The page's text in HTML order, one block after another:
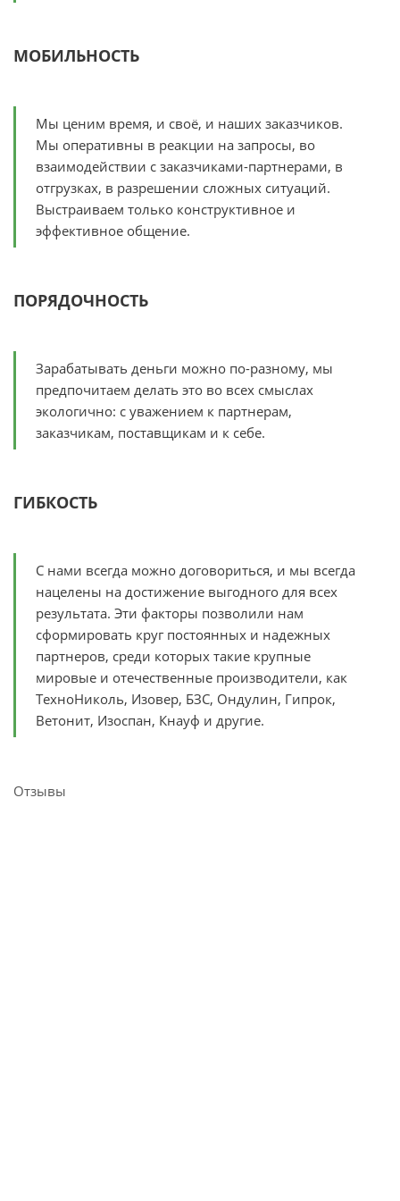
МОБИЛЬНОСТЬ
Мы ценим время, и своё, и наших заказчиков.
Мы оперативны в реакции на запросы, во
взаимодействии с заказчиками-партнерами, в
отгрузках, в разрешении сложных ситуаций.
Выстраиваем только конструктивное и
эффективное общение.
ПОРЯДОЧНОСТЬ
Зарабатывать деньги можно по-разному, мы
предпочитаем делать это во всех смыслах
экологично: с уважением к партнерам,
заказчикам, поставщикам и к себе.
ГИБКОСТЬ
С нами всегда можно договориться, и мы всегда
нацелены на достижение выгодного для всех
результата. Эти факторы позволили нам
сформировать круг постоянных и надежных
партнеров, среди которых такие крупные
мировые и отечественные производители, как
ТехноНиколь, Изовер, БЗС, Ондулин, Гипрок,
Ветонит, Изоспан, Кнауф и другие.
Отзывы